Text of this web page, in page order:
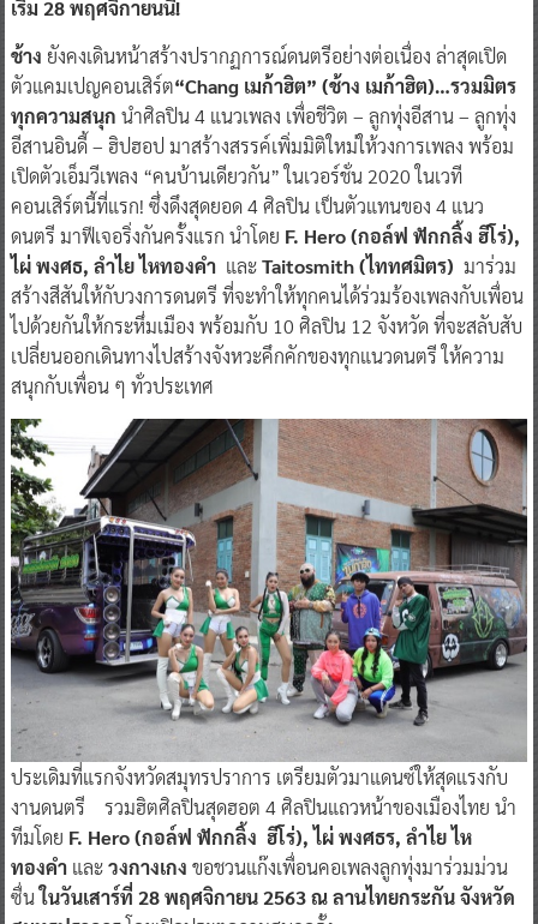
เริ่ม 28 พฤศจิกายนนี้!
ช้าง ยังคงเดินหน้าสร้างปรากฏการณ์ดนตรีอย่างต่อเนื่อง ล่าสุดเปิด
ตัวแคมเปญคอนเสิร์ต“Chang เมก้าฮิต” (ช้าง เมก้าฮิต)…รวมมิตร
ทุกความสนุก นำศิลปิน 4 แนวเพลง เพื่อชีวิต – ลูกทุ่งอีสาน – ลูกทุ่ง
อีสานอินดี้ – ฮิปฮอป มาสร้างสรรค์เพิ่มมิติใหม่ให้วงการเพลง พร้อม
เปิดตัวเอ็มวีเพลง “คนบ้านเดียวกัน” ในเวอร์ชั่น 2020 ในเวที
คอนเสิร์ตนี้ที่แรก! ซึ่งดึงสุดยอด 4 ศิลปิน เป็นตัวแทนของ 4 แนว
ดนตรี มาฟีเจอริ่งกันครั้งแรก นำโดย F. Hero (กอล์ฟ ฟักกลิ้ง ฮีโร่),
ไผ่ พงศธ, ลำไย ไหทองคำและTaitosmith (ไททศมิตร) มาร่วม
สร้างสีสันให้กับวงการดนตรี ที่จะทำให้ทุกคนได้ร่วมร้องเพลงกับเพื่อน
ไปด้วยกันให้กระหึ่มเมือง พร้อมกับ 10 ศิลปิน 12 จังหวัด ที่จะสลับสับ
เปลี่ยนออกเดินทางไปสร้างจังหวะคึกคักของทุกแนวดนตรี ให้ความ
สนุกกับเพื่อน ๆ ทั่วประเทศ
ประเดิมที่แรกจังหวัดสมุทรปราการ เตรียมตัวมาแดนซ์ให้สุดแรงกับ
งานดนตรี รวมฮิตศิลปินสุดฮอต 4 ศิลปินแถวหน้าของเมืองไทย นำ
ทีมโดย F. Hero (กอล์ฟ ฟักกลิ้ง ฮีโร่), ไผ่ พงศธร, ลำไย ไห
ทองคำและวงกางเกง ขอชวนแก๊งเพื่อนคอเพลงลูกทุ่งมาร่วมม่วน
ซื่นในวันเสาร์ที่ 28พฤศจิกายน2563ณ ลานไทยกระกัน จังหวัด